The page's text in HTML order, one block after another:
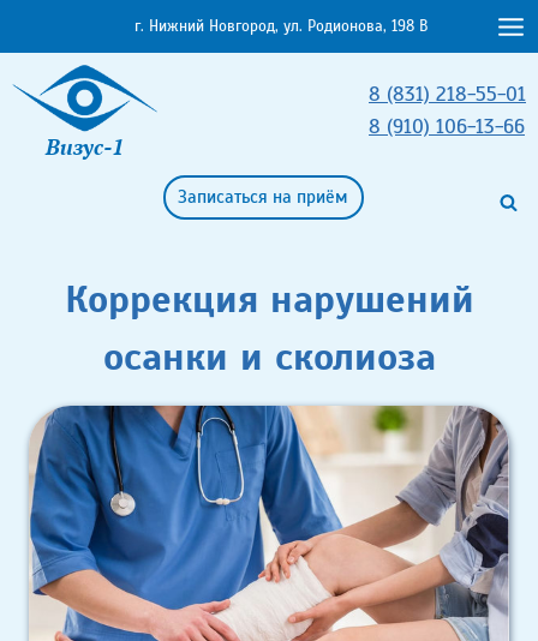
к
содержимому
г. Нижний Новгород, ул. Родионова, 198 В
Визус-1
8 (831) 218-55-01
8 (910) 106-13-66
Записаться на приём
Коррекция нарушений
осанки и сколиоза